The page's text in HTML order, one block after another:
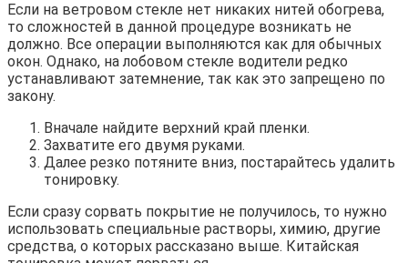
Если на ветровом стекле нет никаких нитей обогрева,
то сложностей в данной процедуре возникать не
должно. Все операции выполняются как для обычных
окон. Однако, на лобовом стекле водители редко
устанавливают затемнение, так как это запрещено по
закону.
Вначале найдите верхний край пленки.
Захватите его двумя руками.
Далее резко потяните вниз, постарайтесь удалить
тонировку.
Если сразу сорвать покрытие не получилось, то нужно
использовать специальные растворы, химию, другие
средства, о которых рассказано выше. Китайская